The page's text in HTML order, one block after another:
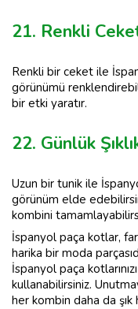
21. Renkli
Renkli bir ceket ile
görünümü
bir etki yaratır.
22. Günlük
Uzun bir tunik ile
görünüm elde
kombini
İspanyol paça kotlar,
harika bir moda
İspanyol paça
kullanabilirsiniz.
her kombin daha da